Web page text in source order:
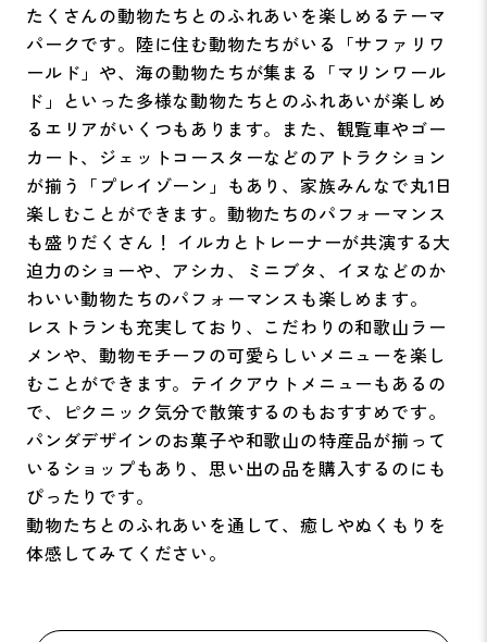
たくさんの動物たちとのふれあいを楽しめるテーマ
パークです。陸に住む動物たちがいる「サファリワ
ールド」や、海の動物たちが集まる「マリンワール
ド」といった多様な動物たちとのふれあいが楽しめ
るエリアがいくつもあります。また、観覧車やゴー
カート、ジェットコースターなどのアトラクション
が揃う「プレイゾーン」もあり、家族みんなで丸1日
楽しむことができます。動物たちのパフォーマンス
も盛りだくさん！ イルカとトレーナーが共演する大
迫力のショーや、アシカ、ミニブタ、イヌなどのか
わいい動物たちのパフォーマンスも楽しめます。
レストランも充実しており、こだわりの和歌山ラー
メンや、動物モチーフの可愛らしいメニューを楽し
むことができます。テイクアウトメニューもあるの
で、ピクニック気分で散策するのもおすすめです。
パンダデザインのお菓子や和歌山の特産品が揃って
いるショップもあり、思い出の品を購入するのにも
ぴったりです。
動物たちとのふれあいを通して、癒しやぬくもりを
体感してみてください。